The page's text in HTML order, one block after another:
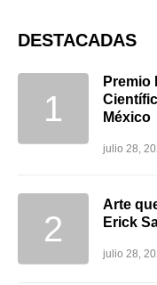
DESTACADAS
Premio
México
julio 28,
Arte
Erick
julio 28,